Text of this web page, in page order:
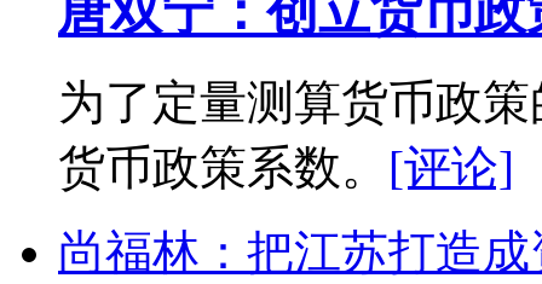
为了定量测算货币政
货币政策系数。 [评论]
尚福林：把江苏打造